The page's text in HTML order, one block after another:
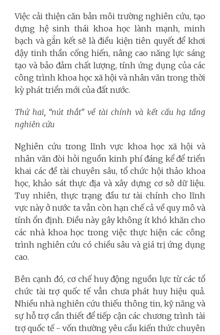
Việc cải thiện căn bản môi trường nghiên cứu, tạo
dựng hệ sinh thái khoa học lành mạnh, minh
bạch và gắn kết sẽ là điều kiện tiên quyết để khơi
dậy tinh thần cống hiến, nâng cao năng lực sáng
tạo và bảo đảm chất lượng, tính ứng dụng của các
công trình khoa học xã hội và nhân văn trong thời
kỳ phát triển mới của đất nước.
Thứ hai, “nút thắt” về tài chính và kết cấu hạ tầng
nghiên cứu
Nghiên cứu trong lĩnh vực khoa học xã hội và
nhân văn đòi hỏi nguồn kinh phí đáng kể để triển
khai các đề tài chuyên sâu, tổ chức hội thảo khoa
học, khảo sát thực địa và xây dựng cơ sở dữ liệu.
Tuy nhiên, thực trạng đầu tư tài chính cho lĩnh
vực này ở nước ta vẫn còn hạn chế cả về quy mô và
tính ổn định. Điều này gây không ít khó khăn cho
các nhà khoa học trong việc thực hiện các công
trình nghiên cứu có chiều sâu và giá trị ứng dụng
cao.
Bên cạnh đó, cơ chế huy động nguồn lực từ các tổ
chức tài trợ quốc tế vẫn chưa phát huy hiệu quả.
Nhiều nhà nghiên cứu thiếu thông tin, kỹ năng và
sự hỗ trợ cần thiết để tiếp cận các chương trình tài
trợ quốc tế - vốn thường yêu cầu kiến thức chuyên